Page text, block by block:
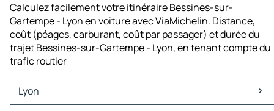
Calculez facilement votre itinéraire Bessines-sur-
Gartempe - Lyon en voiture avec ViaMichelin. Distance,
coût (péages, carburant, coût par passager) et durée du
trajet Bessines-sur-Gartempe - Lyon, en tenant compte du
trafic routier
Lyon